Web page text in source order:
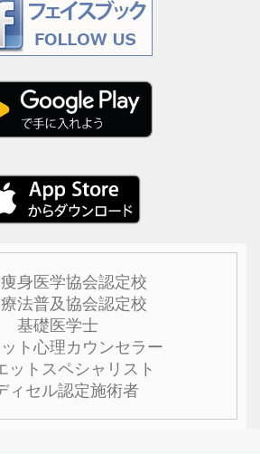
身医学協会認定校
法普及協会認定校
基礎医学士
ト心理カウンセラー
ットスペシャリスト
ィセル認定施術者